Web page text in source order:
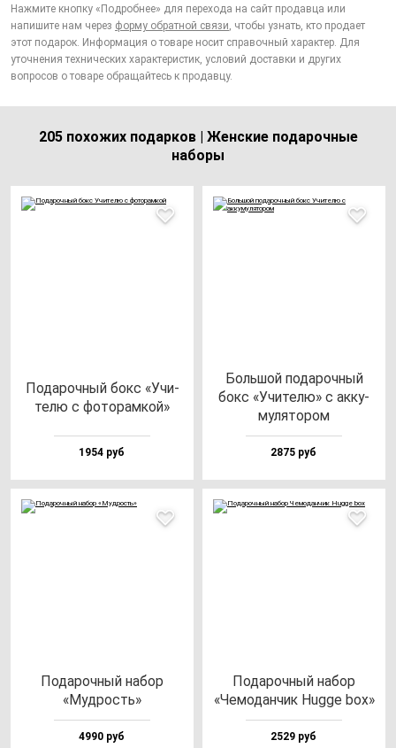
Нажмите кнопку «Подробнее» для перехода на сайт продавца или
напишите нам через форму обратной связи, чтобы узнать, кто продает
этот подарок. Информация о товаре носит справочный характер. Для
уточнения технических характеристик, условий доставки и других
вопросов о товаре обращайтесь к продавцу.
205 похожих подарков | Женские подарочные
наборы
Пода­роч­ный бокс «Учи­
те­лю с фо­то­рам­кой»
1954 руб
Боль­шой по­да­роч­ный
бокс «Учи­те­лю» с ак­ку­
му­ля­то­ром
2875 руб
Пода­роч­ный на­бор
«Муд­рость»
4990 руб
Пода­роч­ный на­бор
«Чемо­дан­чик Hug­ge box»
2529 руб